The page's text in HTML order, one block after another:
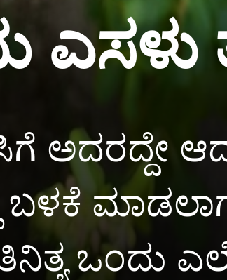
ಎಸಳು
ಅದರದ್ದೇ
ಒಂದು